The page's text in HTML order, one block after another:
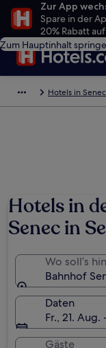
Zur App
Spare in der
20% Rabatt
Zum Hauptinhalt
Hotels in Senec
Hotels in
Senec in
Wo soll’s
Bahnhof
Daten
Fr., 21. Aug.
Gäste